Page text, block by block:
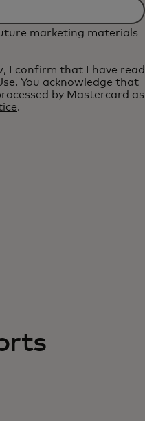
marketing materials
I confirm that I have read
. You acknowledge that
by Mastercard as
.